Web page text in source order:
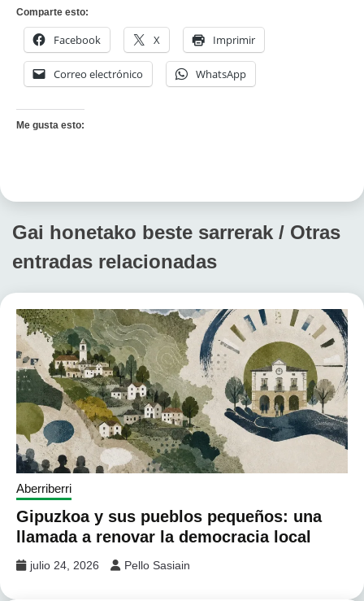
Comparte esto:
Facebook X Imprimir
Correo electrónico WhatsApp
Me gusta esto:
Gai honetako beste sarrerak / Otras
entradas relacionadas
Aberriberri
Gipuzkoa y sus pueblos pequeños: una
llamada a renovar la democracia local
julio 24, 2026 Pello Sasiain